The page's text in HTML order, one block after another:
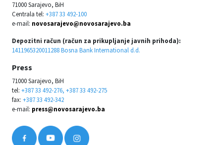
71000 Sarajevo, BiH
Centrala tel: +387 33 492-100
e-mail: novosarajevo@novosarajevo.ba
Depozitni račun (račun za prikupljanje javnih prihoda):
1411965320011288 Bosna Bank International d.d.
Press
71000 Sarajevo, BiH
tel: +387 33 492-276, +387 33 492-275
fax: +387 33 492-342
e-mail: press@novosarajevo.ba